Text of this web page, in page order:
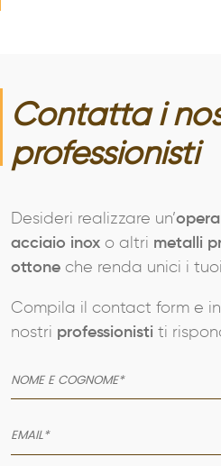
Contatta i
professionisti
Desideri realizzare un’
acciaio inox o altri metalli
ottone che renda unici i
Compila il contact form e
nostri professionisti ti